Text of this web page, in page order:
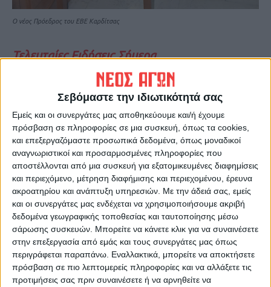
Σεβόμαστε την ιδιωτικότητά σας
Εμείς και οι συνεργάτες μας αποθηκεύουμε και/ή έχουμε
πρόσβαση σε πληροφορίες σε μια συσκευή, όπως τα cookies,
και επεξεργαζόμαστε προσωπικά δεδομένα, όπως μοναδικοί
αναγνωριστικοί και προσαρμοσμένες πληροφορίες που
αποστέλλονται από μια συσκευή για εξατομικευμένες διαφημίσεις
και περιεχόμενο, μέτρηση διαφήμισης και περιεχομένου, έρευνα
ακροατηρίου και ανάπτυξη υπηρεσιών. Με την άδειά σας, εμείς
και οι συνεργάτες μας ενδέχεται να χρησιμοποιήσουμε ακριβή
δεδομένα γεωγραφικής τοποθεσίας και ταυτοποίησης μέσω
σάρωσης συσκευών. Μπορείτε να κάνετε κλικ για να συναινέσετε
στην επεξεργασία από εμάς και τους συνεργάτες μας όπως
περιγράφεται παραπάνω. Εναλλακτικά, μπορείτε να αποκτήσετε
πρόσβαση σε πιο λεπτομερείς πληροφορίες και να αλλάξετε τις
προτιμήσεις σας πριν συναινέσετε ή να αρνηθείτε να
Ο νέος Πρόεδρος του ΕΒΕ Καρδίτσας
Τελευταίες Ειδήσεις Σήμερα
Ακολούθησε την εφημερίδα ΝΕΟΣ
ΑΓΩΝ στο Google News!
Όλες οι εξελίξεις στην περιοχή της
Καρδίτσας και ευρύτερα της Θεσσαλίας
ΠΡΟΗΓΟΥΜΕΝΟ ΑΡΘΡΟ
60 χρόνια από το ναυάγιο της
λίμνης Πλαστήρα
ΕΠΟΜΕΝΟ ΑΡΘΡΟ
Όταν η Αναγέννηση τους
άφηνε στον... τόπο!!!